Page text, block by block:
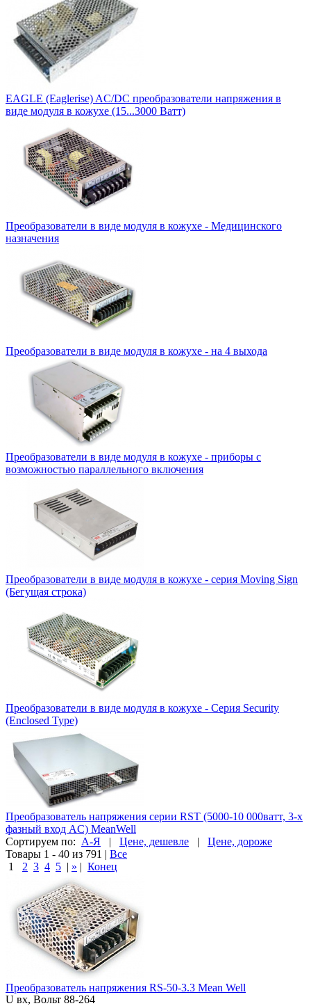
EAGLE (Eaglerise) AC/DC преобразователи напряжения в
виде модуля в кожухе (15...3000 Ватт)
Преобразователи в виде модуля в кожухе - Медицинского
назначения
Преобразователи в виде модуля в кожухе - на 4 выхода
Преобразователи в виде модуля в кожухе - приборы с
возможностью параллельного включения
Преобразователи в виде модуля в кожухе - серия Moving Sign
(Бегущая строка)
Преобразователи в виде модуля в кожухе - Серия Security
(Enclosed Type)
Преобразователь напряжения серии RST (5000-10 000ватт, 3-х
фазный вход AC) MeanWell
Сортируем по: А-Я | Цене, дешевле | Цене, дороже
Товары 1 - 40 из 791 | Все
1
2 3 4 5 | » | Конец
Преобразователь напряжения RS-50-3.3 Mean Well
U вх, Вольт 88-264